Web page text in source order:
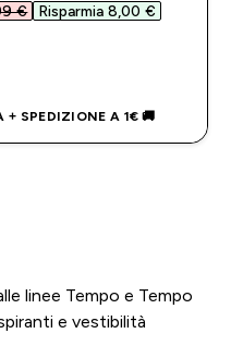
€‎ Risparmia 8,00 €‎
+ SPEDIZIONE A 1€ 🚚
linee Tempo e Tempo
e vestibilità